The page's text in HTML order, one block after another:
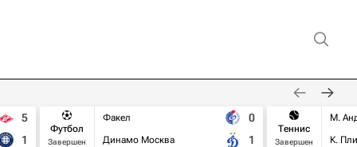
5
1
Футбол
Завершен
Факел
Динамо Москва
0
1
Теннис
Завершен
М.
К.